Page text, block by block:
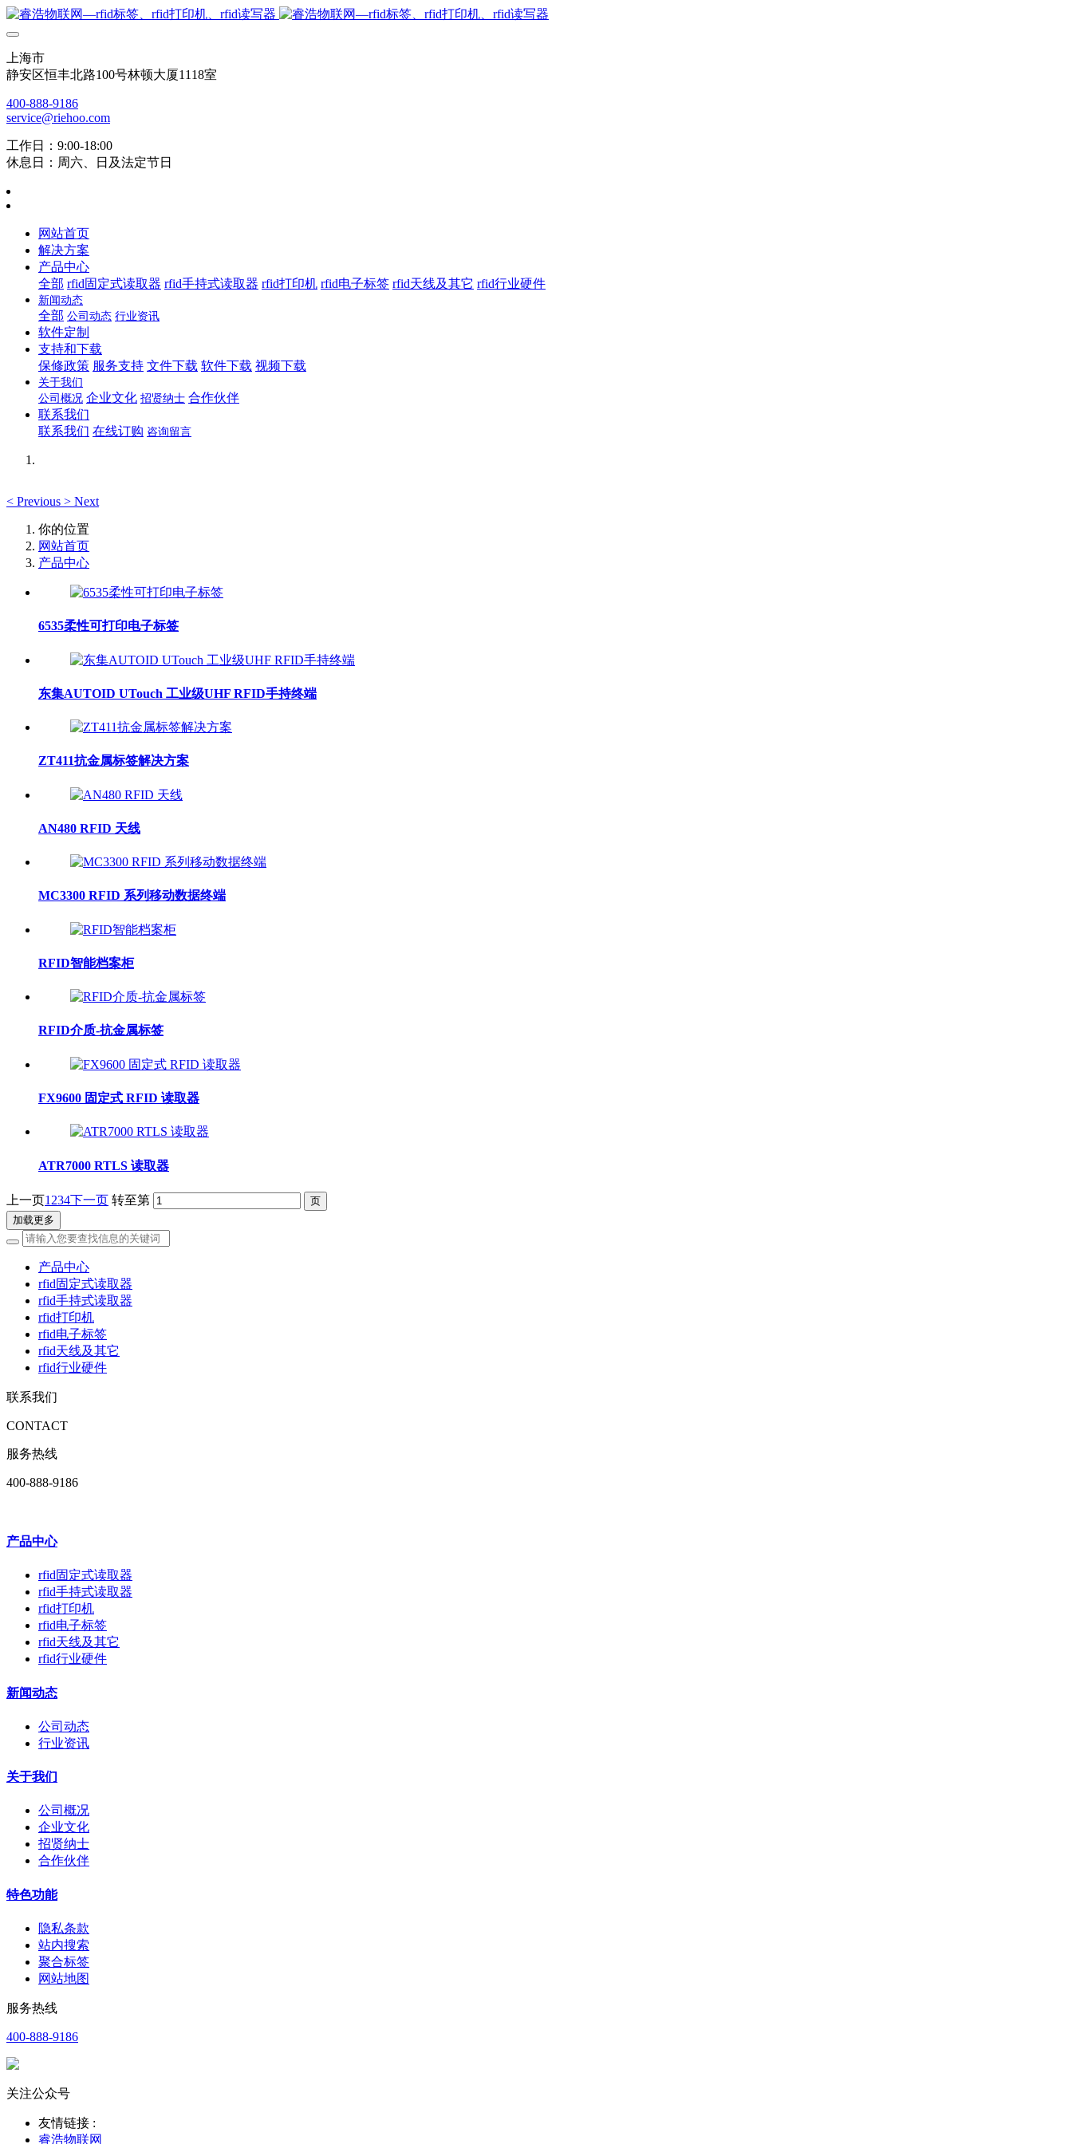
上海市
静安区恒丰北路100号林顿大厦1118室
400-888-9186
service@riehoo.com
工作日：9:00-18:00
休息日：周六、日及法定节日
网站首页
解决方案
产品中心
全部 rfid固定式读取器 rfid手持式读取器 rfid打印机 rfid电子标签 rfid天线及其它 rfid行业硬件
新闻动态
全部 公司动态 行业资讯
软件定制
支持和下载
保修政策 服务支持 文件下载 软件下载 视频下载
关于我们
公司概况 企业文化 招贤纳士 合作伙伴
联系我们
联系我们 在线订购 咨询留言
< Previous > Next
你的位置
网站首页
产品中心
6535柔性可打印电子标签
东集AUTOID UTouch 工业级UHF RFID手持终端
ZT411抗金属标签解决方案
AN480 RFID 天线
MC3300 RFID 系列移动数据终端
RFID智能档案柜
RFID介质-抗金属标签
FX9600 固定式 RFID 读取器
ATR7000 RTLS 读取器
上一页1 234下一页 转至第
加载更多
产品中心
rfid固定式读取器
rfid手持式读取器
rfid打印机
rfid电子标签
rfid天线及其它
rfid行业硬件
联系我们
CONTACT
服务热线
400-888-9186
产品中心
rfid固定式读取器
rfid手持式读取器
rfid打印机
rfid电子标签
rfid天线及其它
rfid行业硬件
新闻动态
公司动态
行业资讯
关于我们
公司概况
企业文化
招贤纳士
合作伙伴
特色功能
隐私条款
站内搜索
聚合标签
网站地图
服务热线
400-888-9186
关注公众号
友情链接 :
睿浩物联网